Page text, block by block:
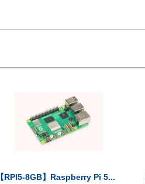
【RPI5-8GB】Raspberry Pi 5...